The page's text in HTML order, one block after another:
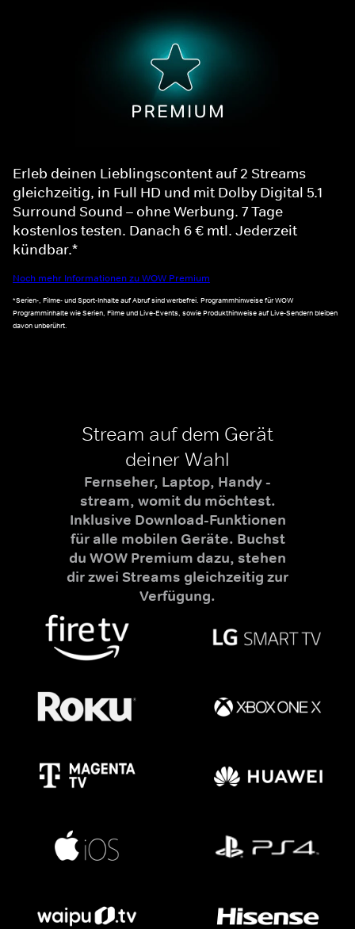
Erleb deinen Lieblingscontent auf 2 Streams
gleichzeitig, in Full HD und mit Dolby Digital 5.1
Surround Sound – ohne Werbung. 7 Tage
kostenlos testen. Danach 6 € mtl. Jederzeit
kündbar.*
Noch mehr Informationen zu WOW Premium
*Serien-, Filme- und Sport-Inhalte auf Abruf sind werbefrei. Programmhinweise für WOW
Programminhalte wie Serien, Filme und Live-Events, sowie Produkthinweise auf Live-Sendern bleiben
davon unberührt.
Stream auf dem Gerät
deiner Wahl
Fernseher, Laptop, Handy -
stream, womit du möchtest.
Inklusive Download-Funktionen
für alle mobilen Geräte. Buchst
du WOW Premium dazu, stehen
dir zwei Streams gleichzeitig zur
Verfügung.